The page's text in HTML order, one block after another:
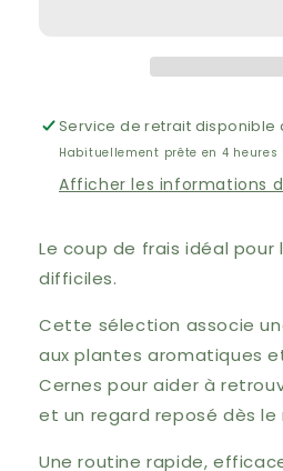
Service de retrait disponible
Habituellement prête en 4 heures
Afficher les informations
Le coup de frais idéal pour
difficiles.
Cette sélection associe
aux plantes aromatiques
Cernes pour aider à
et un regard reposé dès le
Une routine rapide,